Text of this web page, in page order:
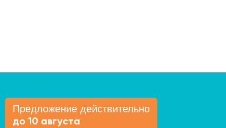
Предложение действительно
до 10 августа